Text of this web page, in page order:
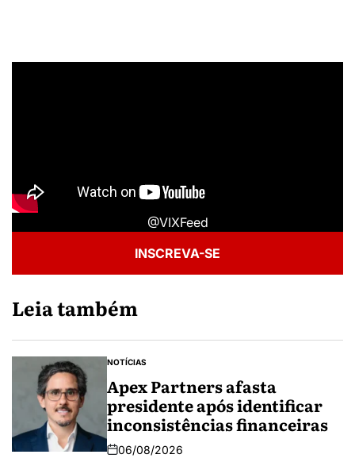
@VIXFeed
INSCREVA-SE
Leia também
NOTÍCIAS
Apex Partners afasta
presidente após identificar
inconsistências financeiras
06/08/2026